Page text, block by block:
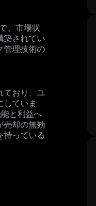
、市場状
築されてい
管理技術の
おり、ユ
ていま
と利益へ
売却の無効
っている